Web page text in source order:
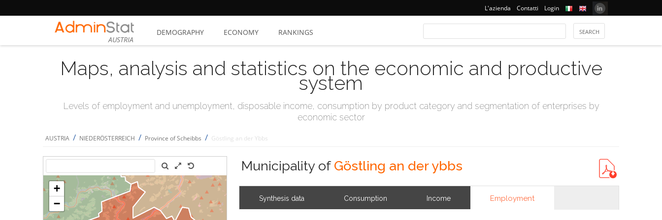
L'azienda Contatti Login
AUSTRIA
DEMOGRAPHY ECONOMY RANKINGS
Maps, analysis and statistics on the economic and productive
system
Levels of employment and unemployment, disposable income, consumption by product category and segmentation of enterprises by
economic sector
AUSTRIA / NIEDERÖSTERREICH / Province of Scheibbs / Göstling an der Ybbs
Municipality of Göstling an der ybbs
Synthesis data Consumption Income Employment